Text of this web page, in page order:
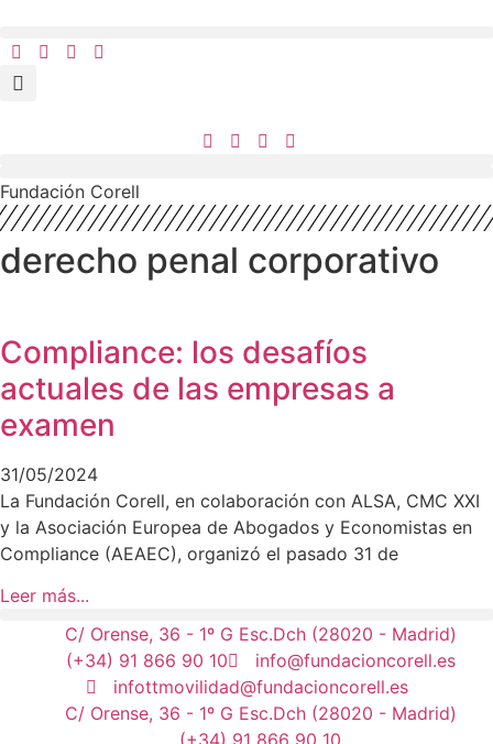
contenido
Fundación Corell
derecho penal corporativo
Compliance: los desafíos
actuales de las empresas a
examen
31/05/2024
La Fundación Corell, en colaboración con ALSA, CMC XXI
y la Asociación Europea de Abogados y Economistas en
Compliance (AEAEC), organizó el pasado 31 de
Leer más...
C/ Orense, 36 - 1º G Esc.Dch (28020 - Madrid)
(+34) 91 866 90 10
info@fundacioncorell.es
infottmovilidad@fundacioncorell.es
C/ Orense, 36 - 1º G Esc.Dch (28020 - Madrid)